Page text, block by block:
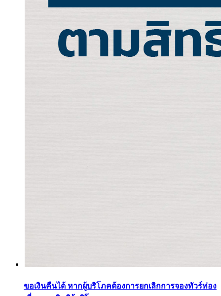
ขอเงินคืนได้ หากผู้บริโภคต้องการยกเลิกการจองทัวร์ท่อง